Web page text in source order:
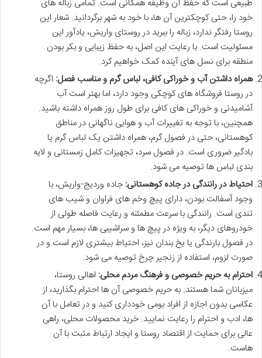
طبیعی است که حفظ آن وظیفه همگانی است. تمامی زباله های
خود را، حتی کوچکترین آن ها، با خود به شهر برگردانید. شعار این
روستا رفتگر ندارد، زباله را ببرید در روستای واریش، یادآور این
مسئولیت است. با رعایت این اصل، به حفظ زیبایی و بکر بودن
منطقه برای نسل های آینده کمک خواهیم کرد.
همراه داشتن آب و خوراکی کافی، لباس گرم و مناسب فصل: اگرچه
در روستا فروشگاه های کوچکی وجود دارد، اما بهتر است آب
آشامیدنی و خوراکی های کافی برای طول روز همراه داشته باشید.
همچنین، با توجه به تغییرات آب و هوایی ناگهانی در مناطق
کوهستانی، حتی در فصول گرم، همراه داشتن یک لباس گرم یا
بادگیر ضروری است. در فصول سرد، تجهیزات کامل زمستانی و لایه
بندی لباس ها توصیه می شود.
احتیاط در رانندگی در جاده کوهستانی: جاده وردیج-واریش، با
وجود آسفالت بودن، دارای پیچ وخم های فراوان و شیب های
تندی است. رانندگی با سرعت مطمئنه و رعایت فاصله طولی از
خودروهای دیگر، به ویژه در پیچ ها و سراشیبی ها، بسیار مهم است.
در فصول بارندگی یا یخ بندان نیز، احتیاط بیشتری لازم است و در
صورت لزوم، استفاده از زنجیر چرخ توصیه می شود.
احترام به حریم خصوصی و فرهنگ مردم محلی: اهالی روستا،
میزبانان شما هستند. به حریم خصوصی آن ها احترام بگذارید، از
عکاسی بدون اجازه از افراد بومی خودداری کنید و در تعامل با آن
ها، ادب و احترام را رعایت نمایید. خرید محصولات محلی، راهی
عالی برای حمایت از اقتصاد روستا و ایجاد ارتباط مثبت با آن
هاست.